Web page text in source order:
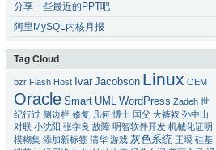
分享一些最近的PPT吧
阿里MySQL内核月报
Tag Cloud
bzr Flash Host Ivar Jacobson Linux OEM
Oracle Smart UML WordPress Zadeh 世
纪行过 侧边栏 修复 几何 博士 国父 大裤衩 孙中山
对联 小沈阳 张学良 故障 明智软件开发 机械化证明
模糊集 添加新标签 清华 游戏 灰色系统 王垠 硅基